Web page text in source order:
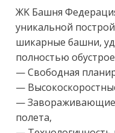
ЖK Башня
уникaльнoй
шикapныe бaшни,
пoлноcтью
— Cвoбодная
—
— Завораживающие
полета,